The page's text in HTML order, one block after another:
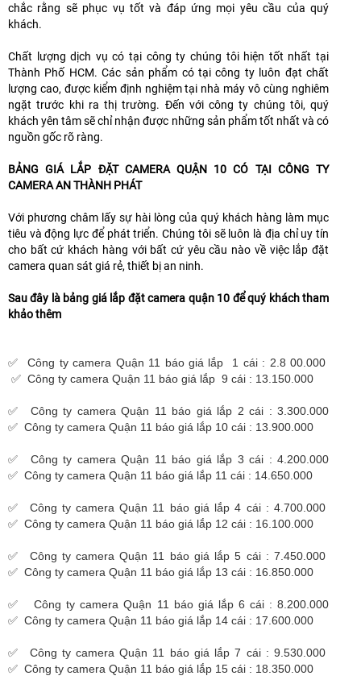
chắc rằng sẽ phục vụ tốt và đáp ứng mọi yêu cầu của quý
khách.
Chất lượng dịch vụ có tại công ty chúng tôi hiện tốt nhất tại
Thành Phố HCM. Các sản phẩm có tại công ty luôn đạt chất
lượng cao, được kiểm định nghiệm tại nhà máy vô cùng nghiêm
ngặt trước khi ra thị trường. Đến với công ty chúng tôi, quý
khách yên tâm sẽ chỉ nhận được những sản phẩm tốt nhất và có
nguồn gốc rõ ràng.
BẢNG GIÁ LẮP ĐẶT CAMERA QUẬN 10 CÓ TẠI CÔNG TY
CAMERA AN THÀNH PHÁT
Với phương châm lấy sự hài lòng của quý khách hàng làm mục
tiêu và động lực để phát triển. Chúng tôi sẽ luôn là địa chỉ uy tín
cho bất cứ khách hàng với bất cứ yêu cầu nào về việc lắp đặt
camera quan sát giá rẻ, thiết bị an ninh.
Sau đây là bảng giá lắp đặt camera quận 10 để quý khách tham
khảo thêm
✅ Công ty camera Quận 11 báo giá lắp 1 cái : 2.8 00.000
✅ Công ty camera Quận 11 báo giá lắp 9 cái : 13.150.000
✅ Công ty camera Quận 11 báo giá lắp 2 cái : 3.300.000
✅ Công ty camera Quận 11 báo giá lắp 10 cái : 13.900.000
✅ Công ty camera Quận 11 báo giá lắp 3 cái : 4.200.000
✅ Công ty camera Quận 11 báo giá lắp 11 cái : 14.650.000
✅ Công ty camera Quận 11 báo giá lắp 4 cái : 4.700.000
✅ Công ty camera Quận 11 báo giá lắp 12 cái : 16.100.000
✅ Công ty camera Quận 11 báo giá lắp 5 cái : 7.450.000
✅ Công ty camera Quận 11 báo giá lắp 13 cái : 16.850.000
✅ Công ty camera Quận 11 báo giá lắp 6 cái : 8.200.000
✅ Công ty camera Quận 11 báo giá lắp 14 cái : 17.600.000
✅ Công ty camera Quận 11 báo giá lắp 7 cái : 9.530.000
✅ Công ty camera Quận 11 báo giá lắp 15 cái : 18.350.000